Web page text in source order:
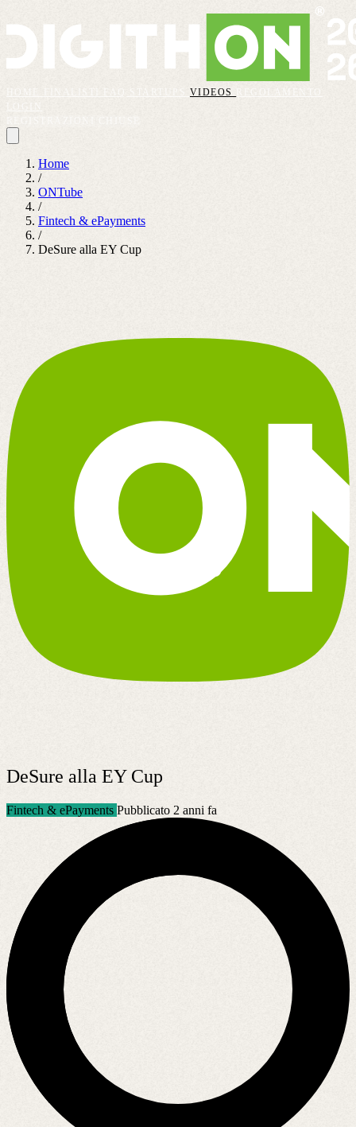
VIDEOS
REGOLAMENTO
Home
/
ONTube
/
Fintech & ePayments
/
DeSure alla EY Cup
DeSure alla EY Cup
Fintech & ePayments Pubblicato 2 anni fa